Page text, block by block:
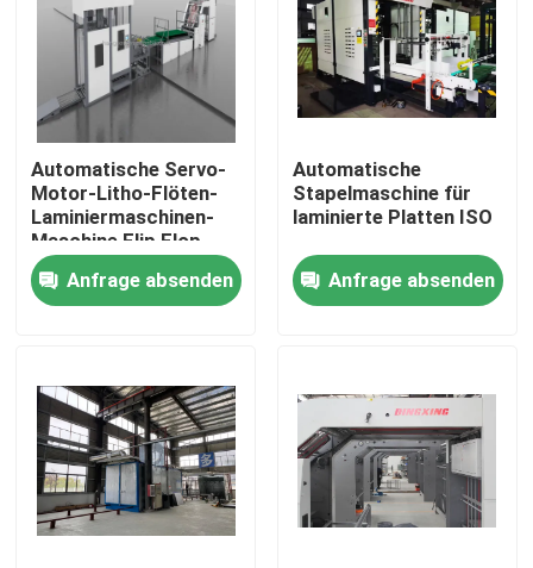
Zu Hause
Produkte
Werksbesichtigung
Qualitätskontrolle
Automatische Servo-
Motor-Litho-Flöten-
Laminiermaschinen-
Maschine Flip Flop
Stacker
Anfrage absenden
Automatische
Stapelmaschine für
laminierte Platten ISO
Anfrage absenden